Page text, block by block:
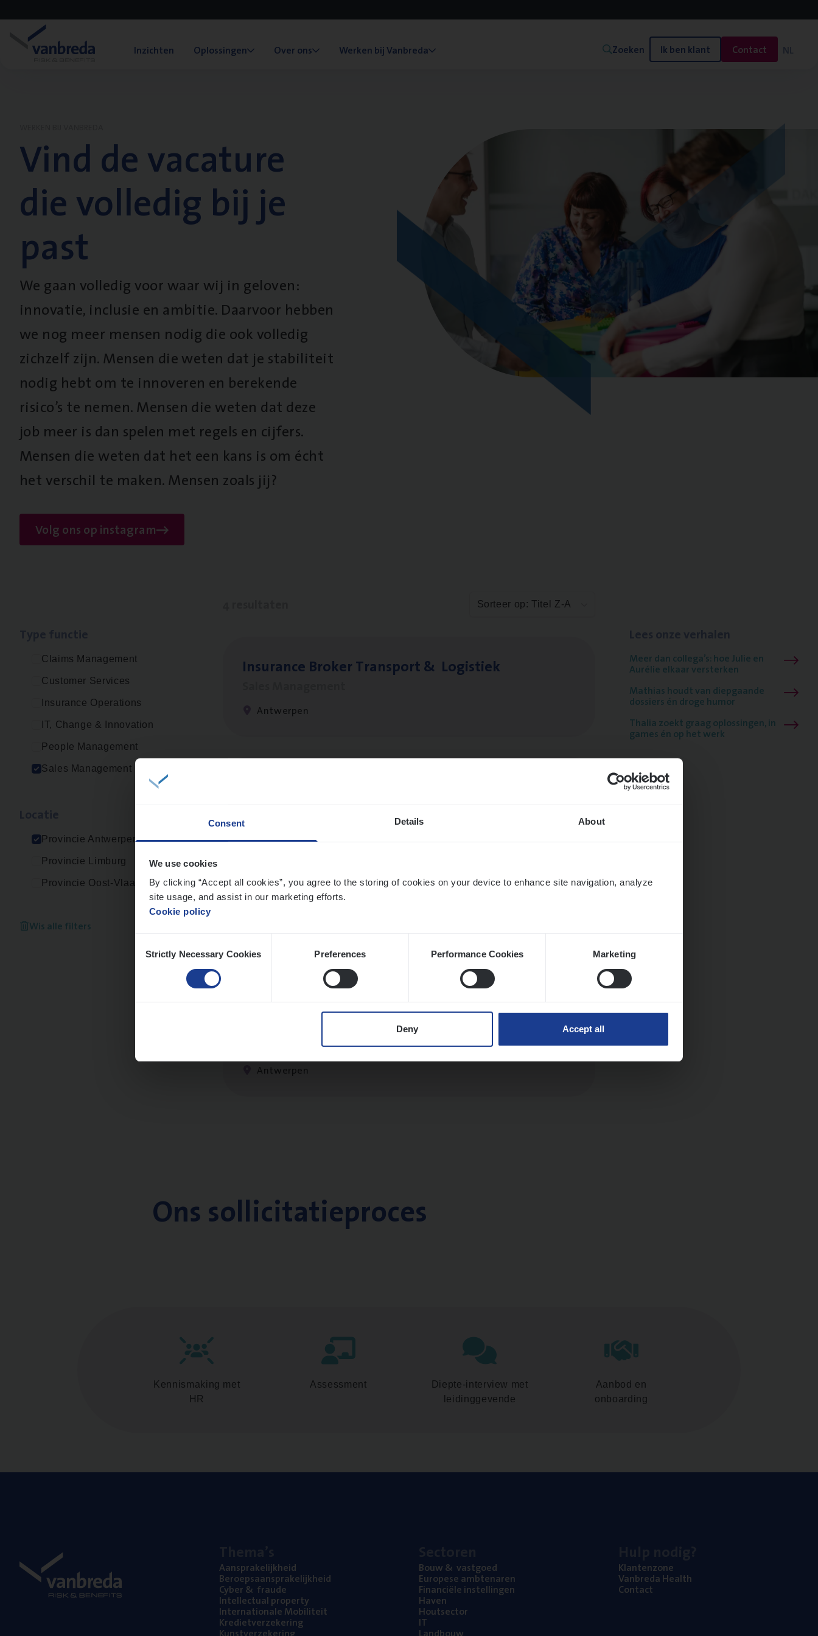
Consent Details About
We use cookies
By clicking “Accept all cookies”, you agree to the storing of cookies on your device to enhance site navigation, analyze
site usage, and assist in our marketing efforts.
Cookie policy
Selection
Strictly Necessary Cookies Preferences Performance Cookies Marketing
Deny Accept all
Inzichten Oplossingen Over ons Werken bij Vanbreda Zoeken Ik ben klant Contact NL
Vind de vacature
die volledig bij je
past
We gaan volledig voor waar wij in geloven:
innovatie, inclusie en ambitie. Daarvoor hebben
we nog meer mensen nodig die ook volledig
zichzelf zijn. Mensen die weten dat je stabiliteit
nodig hebt om te innoveren en berekende
risico’s te nemen. Mensen die weten dat deze
job meer is dan spelen met regels en cijfers.
Mensen die weten dat het een kans is om écht
het verschil te maken. Mensen zoals jij?
Volg ons op instagram
Claims Management
Customer Services
Insurance Operations
IT, Change & Innovation
People Management
Sales Management
Provincie Antwerpen
Provincie Limburg
Provincie Oost-Vlaanderen
Wis alle filters
Sorteer op: Titel Z-A
Insu­ran­ce Bro­ker Trans­port& Logistiek
Antwerpen
Cor­po­ra­te Insu­ran­ce Bro­ker Property
Antwerpen
Busi­ness Mana­ger Mari­ne Cargo
People Management, Sales Management
Antwerpen
Meer dan collega’s: hoe Julie en
Aurélie elkaar versterken
Mathias houdt van diepgaande
dossiers én droge humor
Thalia zoekt graag oplossingen, in
games én op het werk
Ons sollicitatieproces
Kennismaking met
HR
Assessment
Diepte-interview met
leidinggevende
Aanbod en
onboarding
Aan­spra­ke­lijk­heid
Beroeps­aan­spra­ke­lijk­heid
Cyber& fraude
Intel­lec­tu­al property
Inter­na­ti­o­na­le Mobiliteit
Kre­diet­ver­ze­ke­ring
Bouw& vastgoed
Euro­pe­se ambtenaren
Finan­ci­ë­le instellingen
Haven
Hout­sec­tor
IT
Klan­ten­zo­ne
Van­b­re­da Health
Con­tact